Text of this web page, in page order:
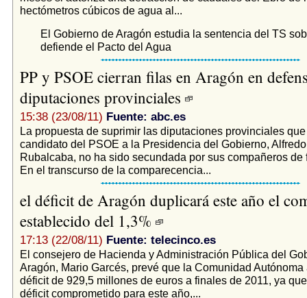
hectómetros cúbicos de agua al...
El Gobierno de Aragón estudia la sentencia del TS
defiende el Pacto del Agua
PP y PSOE cierran filas en Aragón en
diputaciones provinciales
15:38 (23/08/11) Fuente: abc.es
La propuesta de suprimir las diputaciones provinciales
candidato del PSOE a la Presidencia del Gobierno,
Rubalcaba, no ha sido secundada por sus compañeros de
En el transcurso de la comparecencia...
el déficit de Aragón duplicará este año el
establecido del 1,3%
17:13 (22/08/11) Fuente: telecinco.es
El consejero de Hacienda y Administración Pública del
Aragón, Mario Garcés, prevé que la Comunidad Autónoma
déficit de 929,5 millones de euros a finales de 2011, ya
déficit comprometido para este año,...